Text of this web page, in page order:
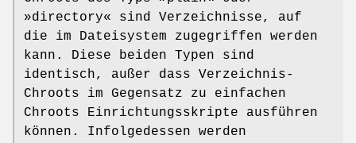
»directory« sind Verzeichnisse, auf
die im Dateisystem zugegriffen werden
kann. Diese beiden Typen sind
identisch, außer dass Verzeichnis-
Chroots im Gegensatz zu einfachen
Chroots Einrichtungsskripte ausführen
können. Infolgedessen werden